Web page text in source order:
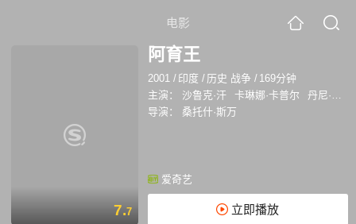
电影
7.7
阿育王
2001 / 印度 / 历史 战争 / 169分钟
主演：
沙鲁克·汗 卡琳娜·卡普尔
丹尼·邓宗帕
导演：
桑托什·斯万
爱奇艺
立即播放